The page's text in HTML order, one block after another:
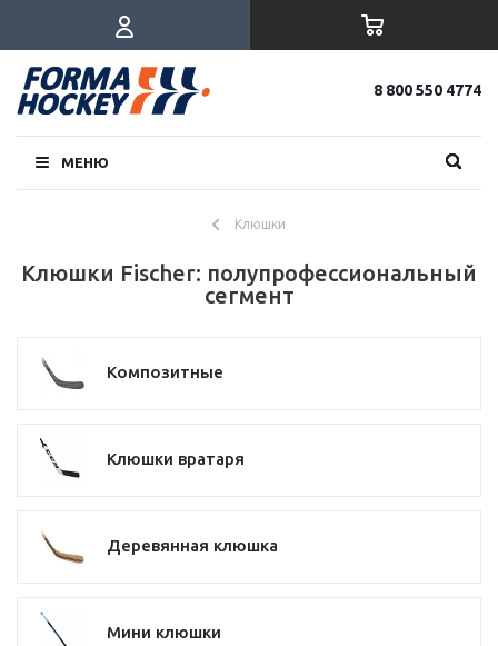
8 800 550 4774
МЕНЮ
Клюшки
Клюшки Fischer: полупрофессиональный
сегмент
Композитные
Клюшки вратаря
Деревянная клюшка
Мини клюшки